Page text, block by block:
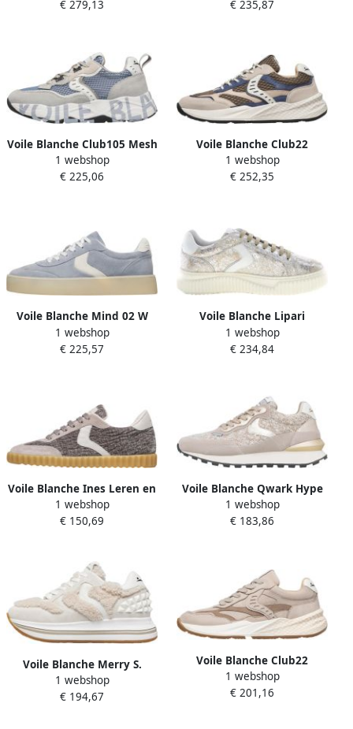
€ 279,13
€ 235,87
Voile Blanche Club105 Mesh
Sneaker
1 webshop
€ 225,06
Voile Blanche Club22
Sneakers
1 webshop
€ 252,35
Voile Blanche Mind 02 W
Sneakers
1 webshop
€ 225,57
Voile Blanche Lipari
Sneakers
1 webshop
€ 234,84
Voile Blanche Ines Leren en
Suède Sneakers
1 webshop
€ 150,69
Voile Blanche Qwark Hype
Sneaker
1 webshop
€ 183,86
Voile Blanche Merry S.
Sneakers
1 webshop
€ 194,67
Voile Blanche Club22
Sneakers
1 webshop
€ 201,16